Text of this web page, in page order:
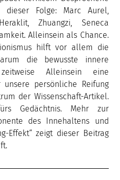
dieser Folge: Marc Aurel,
Zhuangzi, Seneca
Alleinsein als Chance.
hilft vor allem die
die bewusste innere
Alleinsein eine
persönliche Reifung
der Wissenschaft-Artikel.
Gedächtnis. Mehr zur
des Innehaltens und
Effekt“ zeigt dieser Beitrag